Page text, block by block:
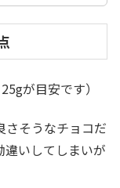
が目安です）
さそうなチョコだ
違いしてしまいが